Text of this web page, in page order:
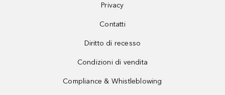
Privacy
Contatti
Diritto di recesso
Condizioni di vendita
Compliance & Whistleblowing